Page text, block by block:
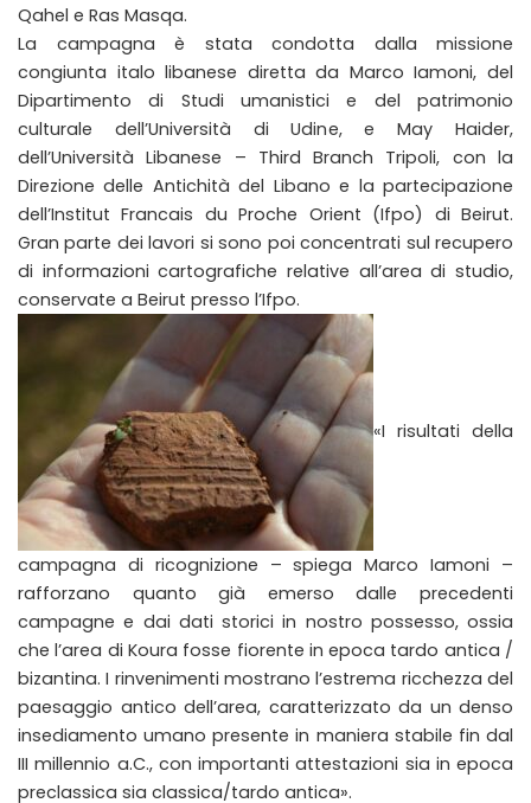
Qahel e Ras Masqa.
La campagna è stata condotta dalla missione
congiunta italo libanese diretta da Marco Iamoni, del
Dipartimento di Studi umanistici e del patrimonio
culturale dell’Università di Udine, e May Haider,
dell’Università Libanese – Third Branch Tripoli, con la
Direzione delle Antichità del Libano e la partecipazione
dell’Institut Francais du Proche Orient (Ifpo) di Beirut.
Gran parte dei lavori si sono poi concentrati sul recupero
di informazioni cartografiche relative all’area di studio,
conservate a Beirut presso l’Ifpo.
«I risultati della
campagna di ricognizione – spiega Marco Iamoni –
rafforzano quanto già emerso dalle precedenti
campagne e dai dati storici in nostro possesso, ossia
che l’area di Koura fosse fiorente in epoca tardo antica /
bizantina. I rinvenimenti mostrano l’estrema ricchezza del
paesaggio antico dell’area, caratterizzato da un denso
insediamento umano presente in maniera stabile fin dal
III millennio a.C., con importanti attestazioni sia in epoca
preclassica sia classica/tardo antica».